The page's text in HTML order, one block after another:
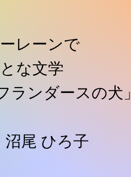
レーンで
な文学
ランダースの犬」
沼尾 ひろ子